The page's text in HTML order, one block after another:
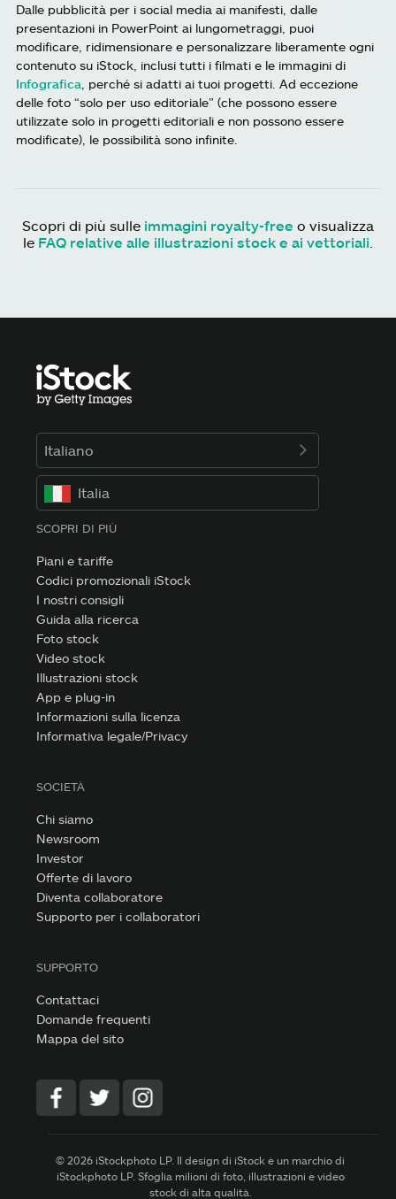
Dalle pubblicità per i social media ai manifesti, dalle
presentazioni in PowerPoint ai lungometraggi, puoi
modificare, ridimensionare e personalizzare liberamente ogni
contenuto su iStock, inclusi tutti i filmati e le immagini di
Infografica , perché si adatti ai tuoi progetti. Ad eccezione
delle foto “solo per uso editoriale” (che possono essere
utilizzate solo in progetti editoriali e non possono essere
modificate), le possibilità sono infinite.
Scopri di più sulle immagini royalty-free o visualizza
le FAQ relative alle illustrazioni stock e ai vettoriali
Italiano
Italia
SCOPRI DI PIÙ
Piani e tariffe
Codici promozionali iStock
I nostri consigli
Guida alla ricerca
Foto stock
Video stock
Illustrazioni stock
App e plug-in
Informazioni sulla licenza
Informativa legale/Privacy
SOCIETÀ
Chi siamo
Newsroom
Investor
Offerte di lavoro
Diventa collaboratore
Supporto per i collaboratori
SUPPORTO
Contattaci
Domande frequenti
Mappa del sito
© 2026 iStockphoto LP. Il design di iStock è un marchio di
iStockphoto LP. Sfoglia milioni di foto, illustrazioni e video
stock di alta qualità.